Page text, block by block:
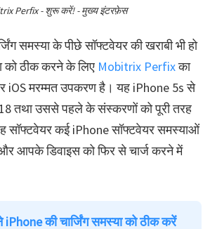
Perfix - शुरू करें! - मुख्य इंटरफ़ेस
समस्या के पीछे सॉफ्टवेयर की खराबी भी हो
को ठीक करने के लिए Mobitrix Perfixका
iOS मरम्मत उपकरण है। यह iPhone 5s से
तथा उससे पहले के संस्करणों को पूरी तरह
सॉफ्टवेयर कई iPhone सॉफ्टवेयर समस्याओं
आपके डिवाइस को फिर से चार्ज करने में
की चार्जिंग समस्या को ठीक करें